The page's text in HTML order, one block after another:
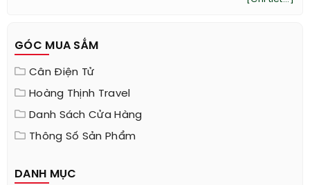
hầu hết diện tích sân làm nơi chế biến.
GÓC MUA SẮM
Cân Điện Tử
Hoàng Thịnh Travel
Thông Số Sản Phẩm